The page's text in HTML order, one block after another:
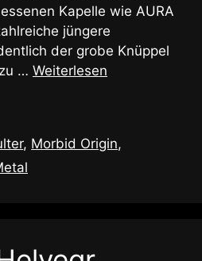
Kapelle wie AURA
jüngere
der grobe Knüppel
… Weiterlesen
, Morbid Origin,